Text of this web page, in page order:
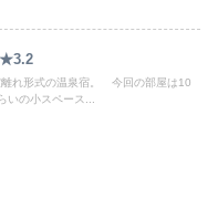
★3.2
離れ形式の温泉宿。 今回の部屋は10
いの小スペース...